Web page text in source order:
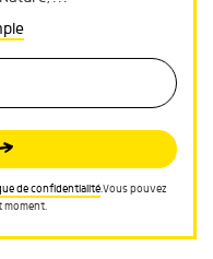
de confidentialité.Vous pouvez
moment.